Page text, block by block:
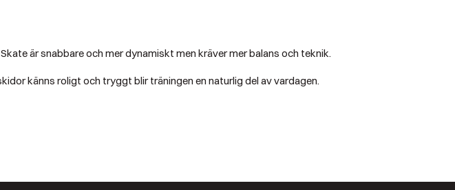
är snabbare och mer dynamiskt men kräver mer balans och teknik.
känns roligt och tryggt blir träningen en naturlig del av vardagen.